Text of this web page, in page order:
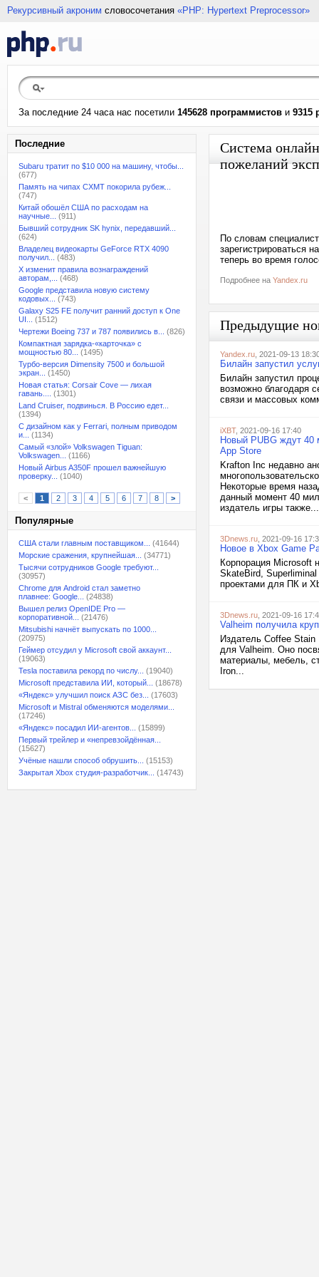
Рекурсивный акроним словосочетания «PHP: Hypertext Preprocessor»
За последние 24 часа нас посетили 145628 программистов и 9315
Последние
Subaru тратит по $10 000 на машину, чтобы...
(677)
Память на чипах CXMT покорила рубеж...
(747)
Китай обошёл США по расходам на
научные...
(911)
Бывший сотрудник SK hynix, передавший...
(624)
Владелец видеокарты GeForce RTX 4090
получил...
(483)
X изменит правила вознаграждений
авторам,...
(468)
Google представила новую систему
кодовых...
(743)
Galaxy S25 FE получит ранний доступ к One
UI...
(1512)
Чертежи Boeing 737 и 787 появились в...
(826)
Компактная зарядка-«карточка» с
мощностью 80...
(1495)
Турбо-версия Dimensity 7500 и большой
экран...
(1450)
Новая статья: Corsair Cove — лихая
гавань....
(1301)
Land Cruiser, подвинься. В Россию едет...
(1394)
С дизайном как у Ferrari, полным приводом
и...
(1134)
Самый «злой» Volkswagen Tiguan:
Volkswagen...
(1166)
Новый Airbus A350F прошел важнейшую
проверку...
(1040)
< 1 2 3 4 5 6 7 8 >
Популярные
США стали главным поставщиком...
(41644)
Морские сражения, крупнейшая...
(34771)
Тысячи сотрудников Google требуют...
(30957)
Chrome для Android стал заметно
плавнее: Google...
(24838)
Вышел релиз OpenIDE Pro —
корпоративной...
(21476)
Mitsubishi начнёт выпускать по 1000...
(20975)
Геймер отсудил у Microsoft свой аккаунт...
(19063)
Tesla поставила рекорд по числу...
(19040)
Microsoft представила ИИ, который...
(18678)
«Яндекс» улучшил поиск АЗС без...
(17603)
Microsoft и Mistral обменяются моделями...
(17246)
«Яндекс» посадил ИИ-агентов...
(15899)
Первый трейлер и «непревзойдённая...
(15627)
Учёные нашли способ обрушить...
(15153)
Закрытая Xbox студия-разработчик...
(14743)
Система
пожеланий
По словам
зарегистрироваться
теперь во время
Подробнее на Yandex.ru
Предыдущие
Yandex.ru , 2021-09-13
Билайн запустил
Билайн запустил
возможно благодаря
связи и массовых
iXBT, 2021-09-16 17:40
Новый PUBG ждут 40
App Store
Krafton Inc недавно
Некоторые время
данный момент 40
издатель игры также...
3Dnews.ru , 2021-09-16
Новое в Xbox Game
Корпорация Microsoft
SkateBird,
проектами для ПК и
3Dnews.ru , 2021-09-16
Valheim получила
Издатель Coffee
для Valheim. Оно
материалы, мебель,
Iron...